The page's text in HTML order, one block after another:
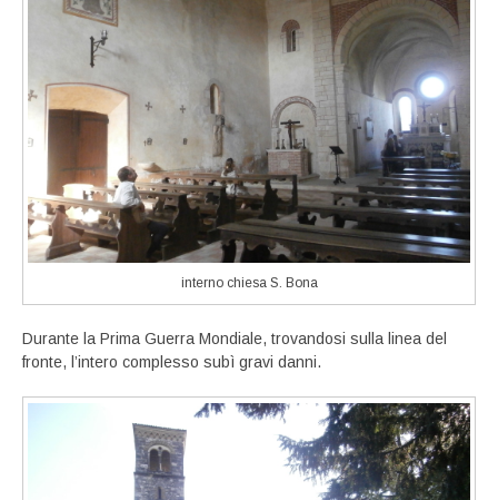
interno chiesa S. Bona
Durante la Prima Guerra Mondiale, trovandosi sulla linea del
fronte, l’intero complesso subì gravi danni.